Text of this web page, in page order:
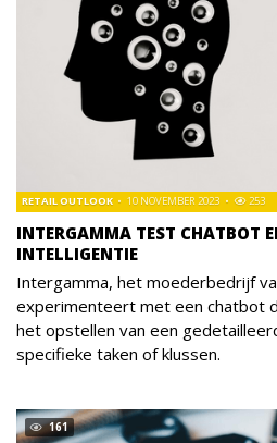
INTERGAMMA TEST CHATBOT
INTELLIGENTIE
RETAIL OUTLOOK 10 NOVEMBER 2023 253
Intergamma, het moederbedrijf
experimenteert met een chatbot
het opstellen van een
specifieke taken of klussen.
161